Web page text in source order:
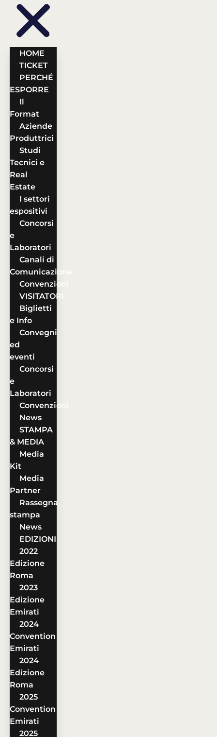
HOME
TICKET
PERCHÉ
ESPORRE
Il
Format
Aziende
Produttrici
Studi
Tecnici e
Real
Estate
I settori
espositivi
Concorsi
e
Laboratori
Canali di
Comunicazione
Convenzioni
VISITATORI
Biglietti
e Info
Convegni
ed
eventi
Concorsi
e
Laboratori
Convenzioni
News
STAMPA
& MEDIA
Media
Kit
Media
Partner
Rassegna
stampa
News
EDIZIONI
2022
Edizione
Roma
2023
Edizione
Emirati
2024
Convention
Emirati
2024
Edizione
Roma
2025
Convention
Emirati
2025